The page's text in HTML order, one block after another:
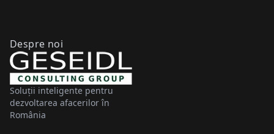
Despre noi
Soluții inteligente pentru
dezvoltarea afacerilor în
România